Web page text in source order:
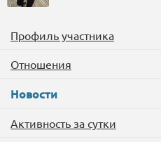
Профиль участника
Отношения
Новости
Активность за сутки